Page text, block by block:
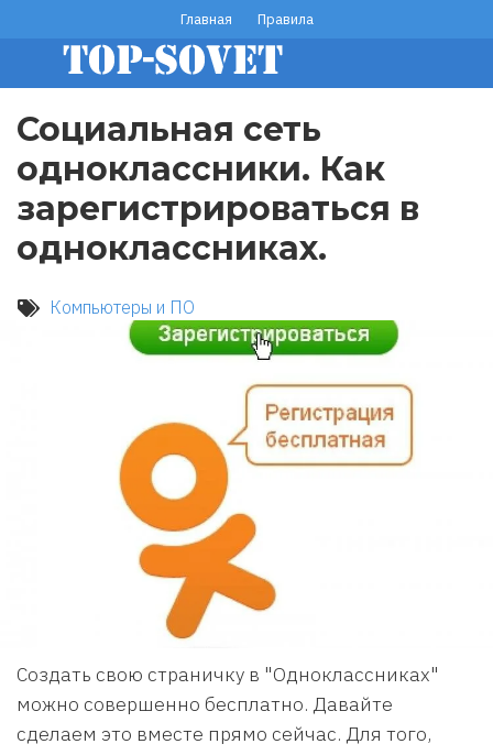
основному
содержанию
footer
menu
Главная Правила
Социальная сеть
одноклассники. Как
зарегистрироваться в
одноклассниках.
Компьютеры и ПО
Создать свою страничку в "Одноклассниках"
можно совершенно бесплатно. Давайте
сделаем это вместе прямо сейчас. Для того,